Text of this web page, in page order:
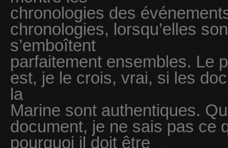
chronologies des
chronologies, lorsqu’elles
s’emboîtent
parfaitement ensembles. Le
est, je le crois, vrai, si les
la
Marine sont authentiques.
document, je ne sais pas ce
pourquoi il doit être